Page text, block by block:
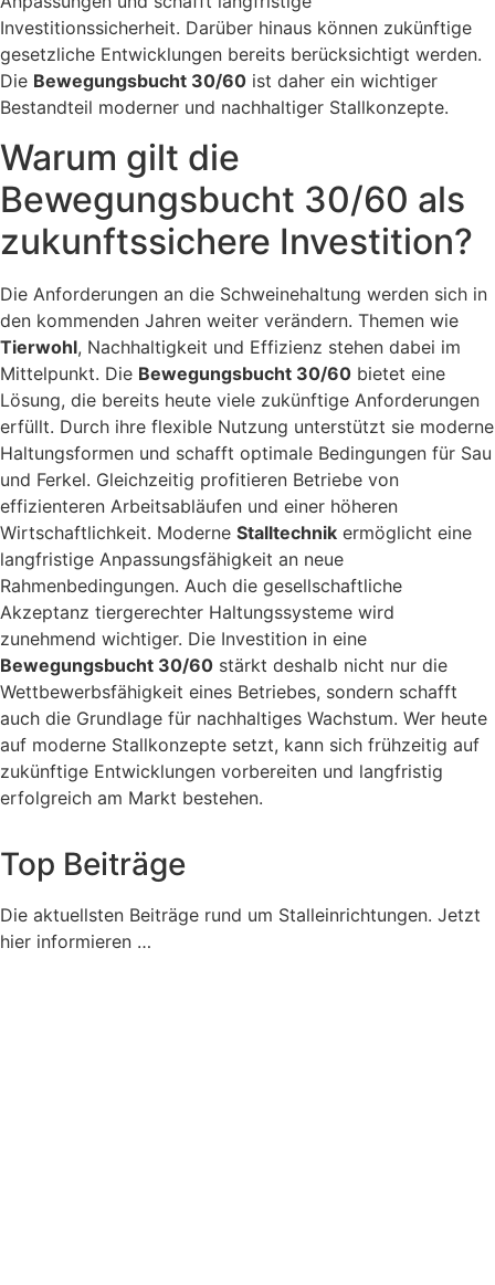
Investitionssicherheit. Darüber hinaus können zukünftige
gesetzliche Entwicklungen bereits berücksichtigt werden.
Die Bewegungsbucht 30/60 ist daher ein wichtiger
Bestandteil moderner und nachhaltiger Stallkonzepte.
Warum gilt die
Bewegungsbucht 30/60 als
zukunftssichere Investition?
Die Anforderungen an die Schweinehaltung werden sich in
den kommenden Jahren weiter verändern. Themen wie
Tierwohl, Nachhaltigkeit und Effizienz stehen dabei im
Mittelpunkt. Die Bewegungsbucht 30/60 bietet eine
Lösung, die bereits heute viele zukünftige Anforderungen
erfüllt. Durch ihre flexible Nutzung unterstützt sie moderne
Haltungsformen und schafft optimale Bedingungen für Sau
und Ferkel. Gleichzeitig profitieren Betriebe von
effizienteren Arbeitsabläufen und einer höheren
Wirtschaftlichkeit. Moderne Stalltechnik ermöglicht eine
langfristige Anpassungsfähigkeit an neue
Rahmenbedingungen. Auch die gesellschaftliche
Akzeptanz tiergerechter Haltungssysteme wird
zunehmend wichtiger. Die Investition in eine
Bewegungsbucht 30/60 stärkt deshalb nicht nur die
Wettbewerbsfähigkeit eines Betriebes, sondern schafft
auch die Grundlage für nachhaltiges Wachstum. Wer heute
auf moderne Stallkonzepte setzt, kann sich frühzeitig auf
zukünftige Entwicklungen vorbereiten und langfristig
erfolgreich am Markt bestehen.
Top Beiträge
Die aktuellsten Beiträge rund um Stalleinrichtungen. Jetzt
hier informieren …